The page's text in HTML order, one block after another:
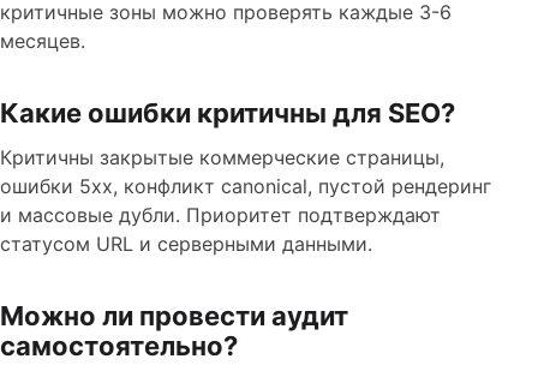
критичные зоны можно проверять каждые 3-6
месяцев.
Какие ошибки критичны для SEO?
Критичны закрытые коммерческие страницы,
ошибки 5xx, конфликт canonical, пустой рендеринг
и массовые дубли. Приоритет подтверждают
статусом URL и серверными данными.
Можно ли провести аудит
самостоятельно?